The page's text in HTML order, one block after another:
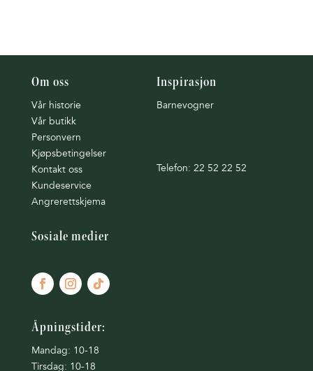
Om oss
Vår historie
Vår butikk
Personvern
Kjøpsbetingelser
Kontakt oss
Kundeservice
Angrerettskjema
Inspirasjon
Barnevogner
Telefon: 22 52 22 52
Sosiale medier
Åpningstider:
Mandag: 10-18
Tirsdag: 10-18